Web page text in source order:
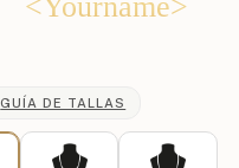
GUÍA DE TALLAS